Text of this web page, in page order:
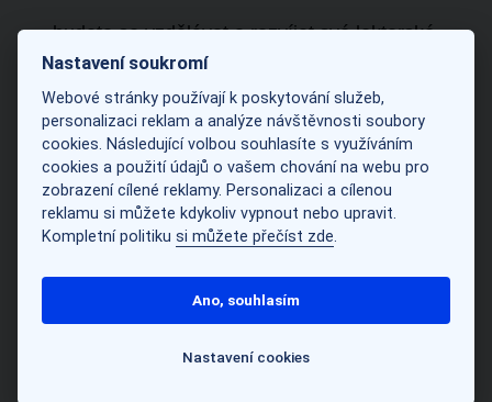
budete se vzdělávat a rozvíjet své lektorské
apravidelné workshopyběhem roku
k dispozici máteknihovnu (fyzicky i digitálně)
s více než 3 000 učebnicemi a materiály
v zádech budete mítnejvětší vzdělávačku
v ČR, člena Asociace jazykových škol ČR
Nastavení soukromí
Webové stránky používají k poskytování služeb,
personalizaci reklam a analýze návštěvnosti soubory
cookies. Následující volbou souhlasíte s využíváním
cookies a použití údajů o vašem chování na webu pro
zobrazení cílené reklamy. Personalizaci a cílenou
reklamu si můžete kdykoliv vypnout nebo upravit.
Kompletní politikusi můžete přečíst zde.
Ano, souhlasím
Nastavení cookies